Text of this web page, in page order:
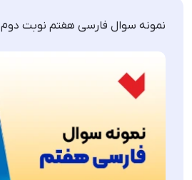
نمونه سوال فارسی هفتم نوبت دوم